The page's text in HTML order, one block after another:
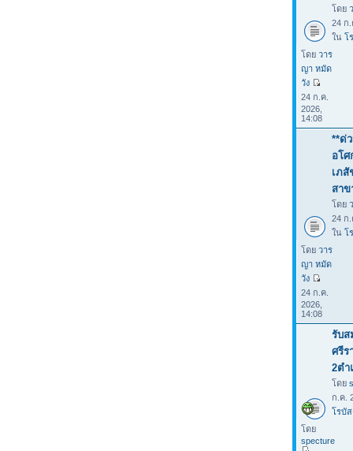
โดย
24 ก.
ใน โ
โดย วาร
ญา หมัด
วัง
24 ก.ค.
2026,
14:08
**ด่
อโ
เภสั
สาข
โดย
24 ก.
ใน โ
โดย วาร
ญา หมัด
วัง
24 ก.ค.
2026,
14:08
รับส
ศรีร
2ตำ
โดย
ก.ค.
โรบั
โดย
specture